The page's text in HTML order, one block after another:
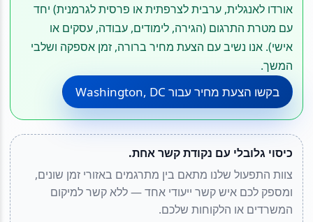
אורדו לאנגלית, ערבית לצרפתית או פרסית לגרמנית) יחד
עם מטרת התרגום (הגירה, לימודים, עבודה, עסקים או
אישי). אנו נשיב עם הצעת מחיר ברורה, זמן אספקה ושלבי
המשך.
בקשו הצעת מחיר עבור Washington, DC
כיסוי גלובלי עם נקודת קשר אחת.
צוות התפעול שלנו מתאם בין מתרגמים באזורי זמן שונים,
ומספק לכם איש קשר ייעודי אחד — ללא קשר למיקום
המשרדים או הלקוחות שלכם.